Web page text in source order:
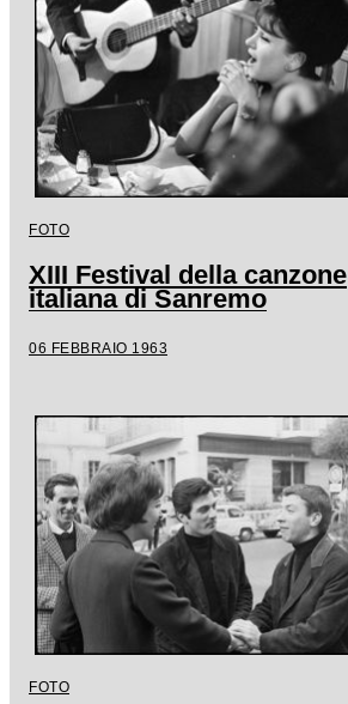
FOTO
XIII Festival della canzone
italiana di Sanremo
06 FEBBRAIO 1963
FOTO